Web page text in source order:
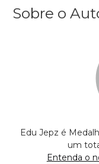
Sobre o
Edu Jepz é
um
Entenda o